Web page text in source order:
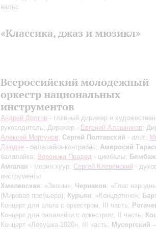
вальс
«Классика, джаз и мюзикл»
Всероссийский молодежный
оркестр национальных
инструментов
Андрей Долгов - главный дирижер и
руководитель; Дирижер - Евгений Алешников;
Алексей Моргунов; Сергей Полтавский - альт;
Дзюдзе - балалайка-контрабас; Амвросий
балалайка; Вероника Прадед - цимбалы;
Амгалан - морин хуур; Сергей Клевенский -
инструменты
Хмелевская: «Звоны»; Чернаков: «Глас
(Мировая премьера); Курьян: «Концертино»;
Концерт для альта с оркестром, III часть;
Концерт для балалайки с оркестром, II часть;
Концерт «Ловушка-2020», III часть; Мусоргский –